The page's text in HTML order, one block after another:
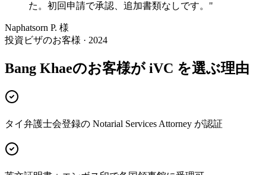
た。初回申請で承認、追加書類なしです。 "
Naphatsorn P. 様
投資ビザのお客様 · 2024
Bang Khaeのお客様が iVC を選ぶ理由
タイ弁護士会登録の Notarial Services Attorney が認証